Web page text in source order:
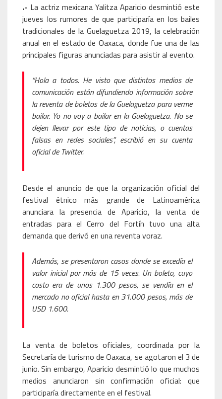
.- La actriz mexicana Yalitza Aparicio desmintió este
jueves los rumores de que participaría en los bailes
tradicionales de la Guelaguetza 2019, la celebración
anual en el estado de Oaxaca, donde fue una de las
principales figuras anunciadas para asistir al evento.
“Hola a todos. He visto que distintos medios de
comunicación están difundiendo información sobre
la reventa de boletos de la Guelaguetza para verme
bailar. Yo no voy a bailar en la Guelaguetza. No se
dejen llevar por este tipo de noticias, o cuentas
falsas en redes sociales”, escribió en su cuenta
oficial de Twitter.
Desde el anuncio de que la organización oficial del
festival étnico más grande de Latinoamérica
anunciara la presencia de Aparicio, la venta de
entradas para el Cerro del Fortín tuvo una alta
demanda que derivó en una reventa voraz.
Además, se presentaron casos donde se excedía el
valor inicial por más de 15 veces. Un boleto, cuyo
costo era de unos 1.300 pesos, se vendía en el
mercado no oficial hasta en 31.000 pesos, más de
USD 1.600.
La venta de boletos oficiales, coordinada por la
Secretaría de turismo de Oaxaca, se agotaron el 3 de
junio. Sin embargo, Aparicio desmintió lo que muchos
medios anunciaron sin confirmación oficial: que
participaría directamente en el festival.